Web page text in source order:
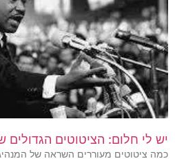
יש לי חלום: הציטוטים הגדולים
כמה ציטוטים מעוררים השראה של המנהיג